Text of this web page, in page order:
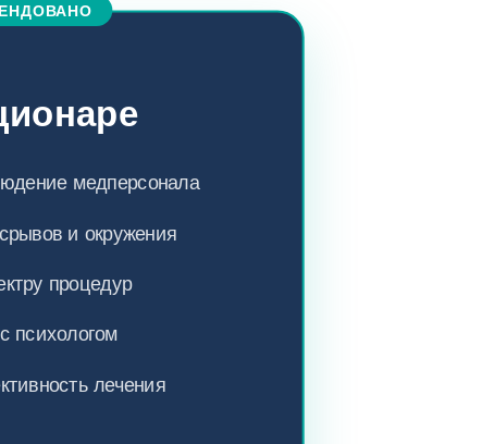
медперсонала
и окружения
процедур
психологом
лечения